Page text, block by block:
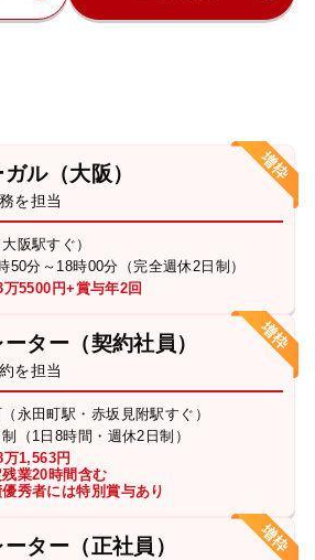
ル（大阪）
を担当
阪駅すぐ）
50分～18時00分（完全週休2日制）
万5500円+賞与年2回
ター（契約社員）
を担当
永田町駅・赤坂見附駅すぐ）
（1日8時間・週休2日制）
万1,563円
業20時間含む
秀者には特別賞与あり
ター（正社員）